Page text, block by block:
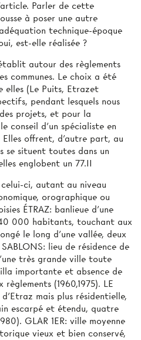
Parler de cette
à poser une autre
technique-époque
est-elle réalisée ?
autour des règlements
communes. Le choix a été
elles (Le Puits, Etrazet
pendant lesquels nous
projets, et pour la
conseil d'un spécialiste en
offrent, d'autre part, au
se situent toutes dans un
englobent un 77.II
ci, autant au niveau
orographique ou
ÉTRAZ: banlieue d'une
000 habitants, touchant aux
le long d'une vallée, deux
lieu de résidence de
très grande ville toute
importante et absence de
(1960,1975). LE
mais plus résidentielle,
escarpé et étendu, quatre
GLAR 1ER: ville moyenne
vieux et bien conservé,